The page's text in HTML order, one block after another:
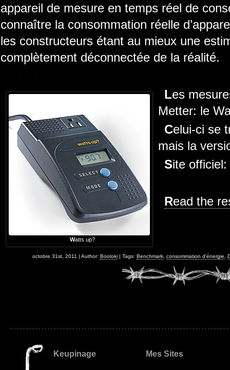
appareil de mesure en temps réel de
connaître la consommation réelle
les constructeurs étant au mieux une
complètement déconnectée de la réalité.
Watts up?
Les mesures ont été effectuées avec un Watt
Metter: le
Celui-ci se trouve aux alentours de 200$,
mais la
Site officiel:
Read the
octobre 31st, 2011 | Author: Booloki| Tags: Benchmark, consommation d'énergie
Keupinage Mes Sites